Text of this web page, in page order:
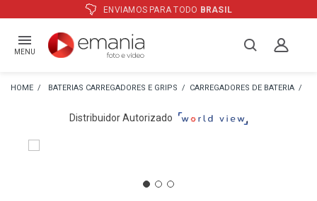
ATÉ12XE PREÇO ESPECIALNO BOLETO
MENU
BATERIAS CARREGADORES E GRIPS CARREGADORES DE BATERIA
Distribuidor Autorizado